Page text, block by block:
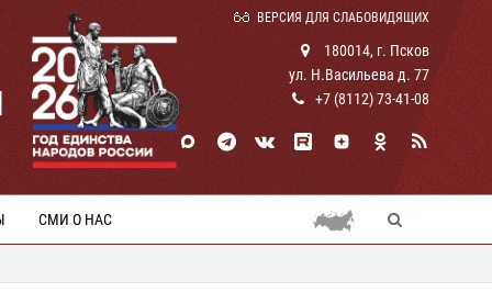
ВЕРСИЯ ДЛЯ СЛАБОВИДЯЩИХ
180014, г. Псков
ул. Н.Васильева д. 77
+7 (8112) 73-41-08
СМИ О НАС